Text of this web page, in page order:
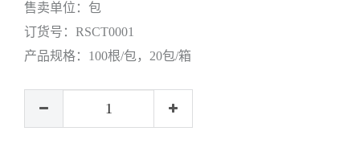
售卖单位： 包
订货号： RSCT0001
产品规格： 100根/包，20包/箱